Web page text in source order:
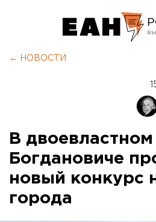
← НОВОСТИ
В двоевластном
Богдановиче
новый конкурс
города